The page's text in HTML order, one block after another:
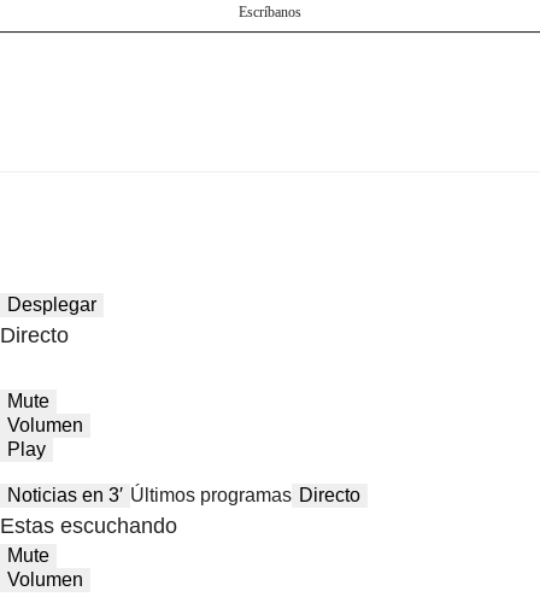
Escríbanos
Desplegar
Directo
Mute
Volumen
Play
Noticias en 3′ Últimos programas Directo
Estas escuchando
Mute
Volumen